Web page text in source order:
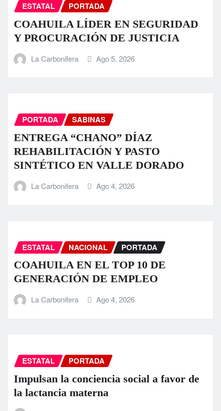
ESTATAL PORTADA
COAHUILA LÍDER EN SEGURIDAD
Y PROCURACIÓN DE JUSTICIA
La Carbonifera Ago 5, 2026
PORTADA SABINAS
ENTREGA “CHANO” DÍAZ
REHABILITACIÓN Y PASTO
SINTÉTICO EN VALLE DORADO
La Carbonifera Ago 4, 2026
ESTATAL NACIONAL PORTADA
COAHUILA EN EL TOP 10 DE
GENERACIÓN DE EMPLEO
La Carbonifera Ago 4, 2026
ESTATAL PORTADA
Impulsan la conciencia social a favor de
la lactancia materna